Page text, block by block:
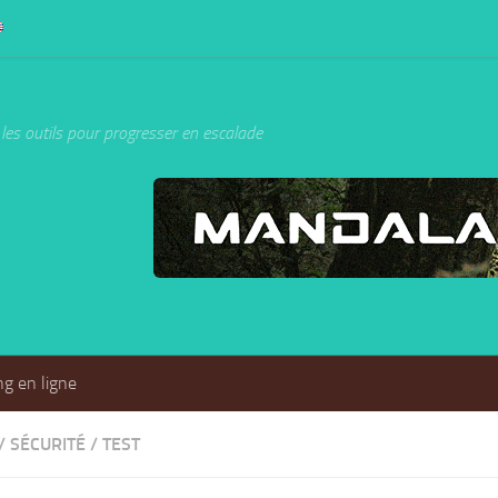
outils pour progresser en escalade
en ligne
SÉCURITÉ / TEST